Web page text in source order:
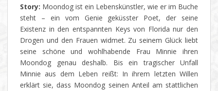
Story: Moondog ist ein Lebenskünstler, wie er im Buche
steht – ein vom Genie geküsster Poet, der seine
Existenz in den entspannten Keys von Florida nur den
Drogen und den Frauen widmet. Zu seinem Glück liebt
seine schöne und wohlhabende Frau Minnie ihren
Moondog genau deshalb. Bis ein tragischer Unfall
Minnie aus dem Leben reißt: In ihrem letzten Willen
erklärt sie, dass Moondog seinen Anteil am stattlichen